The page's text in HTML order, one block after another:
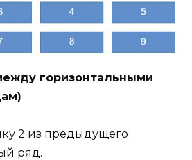
горизонтальными
2 из предыдущего
ряд.